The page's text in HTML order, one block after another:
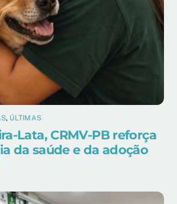
, ÚLTIMAS
Lata, CRMV-PB reforça
da saúde e da adoção